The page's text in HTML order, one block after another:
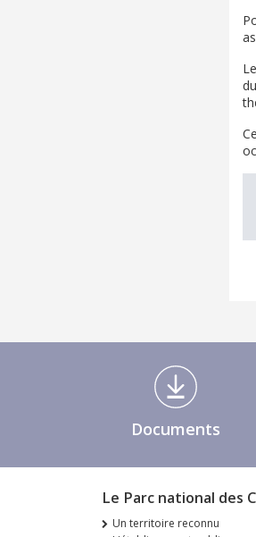
Médiathèque Footer
Documents
Le Parc national des
Un territoire reconnu